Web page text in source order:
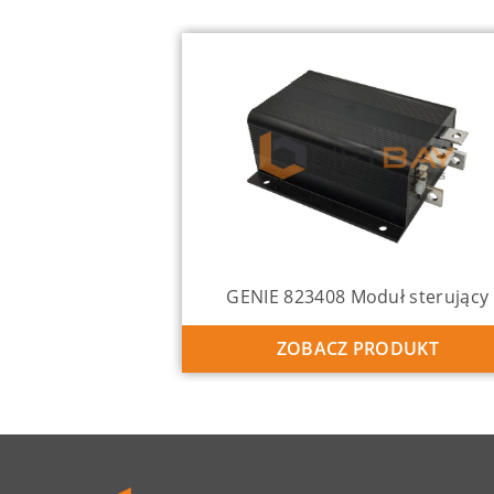
GENIE 823408 Moduł sterujący
ZOBACZ PRODUKT